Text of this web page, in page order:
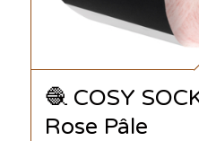
🧶 COSY
Rose Pâle